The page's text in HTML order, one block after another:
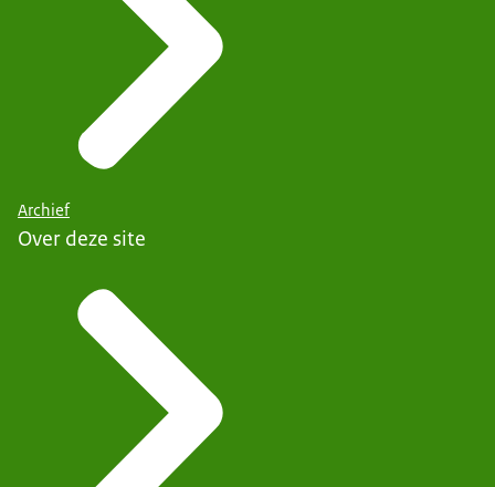
Archief
Over deze site